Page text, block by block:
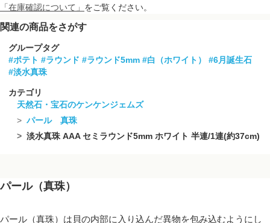
「在庫確認について」 をご覧ください。
関連の商品をさがす
グループタグ
#ポテト #ラウンド #ラウンド5mm #白（ホワイト）
#6月誕生石
#淡水真珠
カテゴリ
天然石・宝石のケンケンジェムズ
パール 真珠
淡水真珠 AAA セミラウンド5mm ホワイト 半連/1連(約37cm)
パール（真珠）
パール（真珠）は貝の内部に入り込んだ異物を包み込むようにし